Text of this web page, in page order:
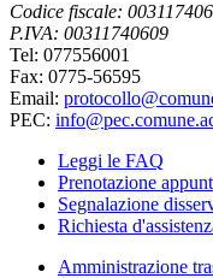
Codice fiscale:
P.IVA: 00311740609
Tel: 077556001
Fax: 0775-56595
Email:
PEC:
Leggi le FAQ
Prenotazione
Segnalazione
Richiesta
Amministrazione